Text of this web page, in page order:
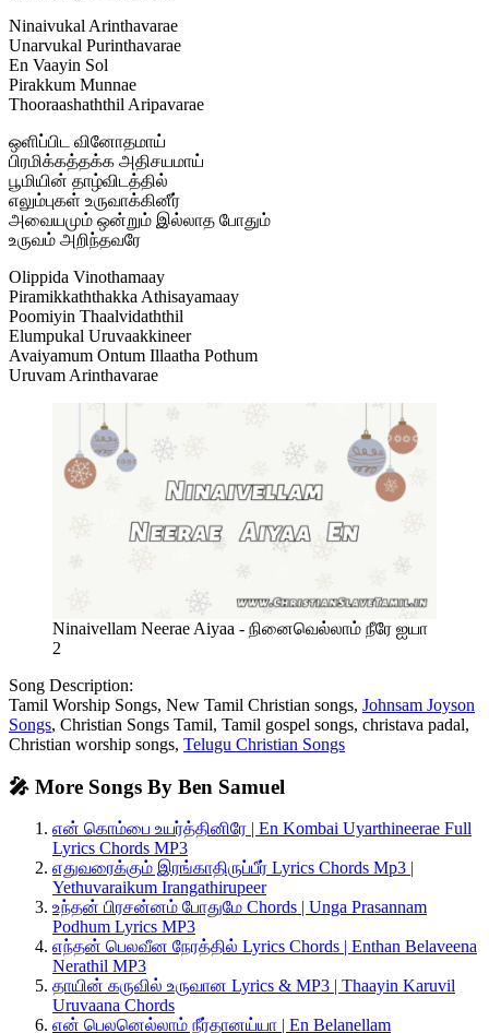
Ninaivukal Arinthavarae
Unarvukal Purinthavarae
En Vaayin Sol
Pirakkum Munnae
Thooraashaththil Aripavarae
ஒளிப்பிட வினோதமாய்
பிரமிக்கத்தக்க அதிசயமாய்
பூமியின் தாழ்விடத்தில்
எலும்புகள் உருவாக்கினீர்
அவையமும் ஒன்றும் இல்லாத போதும்
உருவம் அறிந்தவரே
Olippida Vinothamaay
Piramikkaththakka Athisayamaay
Poomiyin Thaalvidaththil
Elumpukal Uruvaakkineer
Avaiyamum Ontum Illaatha Pothum
Uruvam Arinthavarae
Ninaivellam Neerae Aiyaa - நினைவெல்லாம் நீரே ஐயா
2
Song Description:
Tamil Worship Songs, New Tamil Christian songs, Johnsam Joyson
Songs, Christian Songs Tamil, Tamil gospel songs, christava padal,
Christian worship songs, Telugu Christian Songs
🎤 More Songs By Ben Samuel
என் கொம்பை உயர்த்தினிரே | En Kombai Uyarthineerae Full
Lyrics Chords MP3
எதுவரைக்கும் இரங்காதிருப்பீர் Lyrics Chords Mp3 |
Yethuvaraikum Irangathirupeer
உந்தன் பிரசன்னம் போதுமே Chords | Unga Prasannam
Podhum Lyrics MP3
எந்தன் பெலவீன நேரத்தில் Lyrics Chords | Enthan Belaveena
Nerathil MP3
தாயின் கருவில் உருவான Lyrics & MP3 | Thaayin Karuvil
Uruvaana Chords
என் பெலனெல்லாம் நீர்தானய்யா | En Belanellam